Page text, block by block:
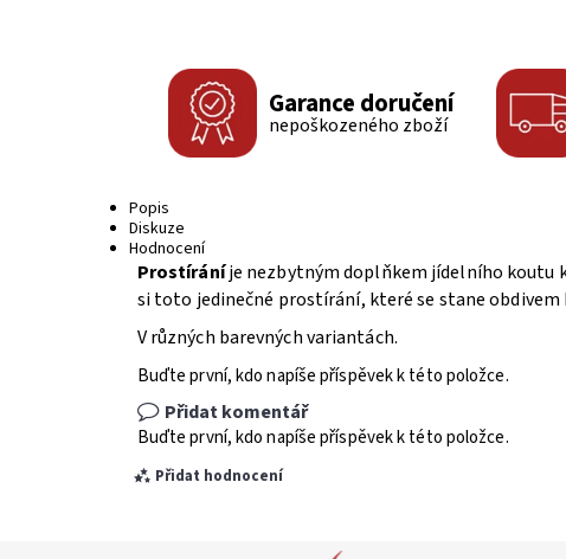
Garance doručení
nepoškozeného zboží
Popis
Diskuze
Hodnocení
Prostíráníje nezbytným doplňkem jídelního koutu
si toto jedinečné prostírání, které se stane
V různých barevných variantách.
Buďte první, kdo napíše příspěvek k této položce.
Přidat komentář
Buďte první, kdo napíše příspěvek k této položce.
Přidat hodnocení